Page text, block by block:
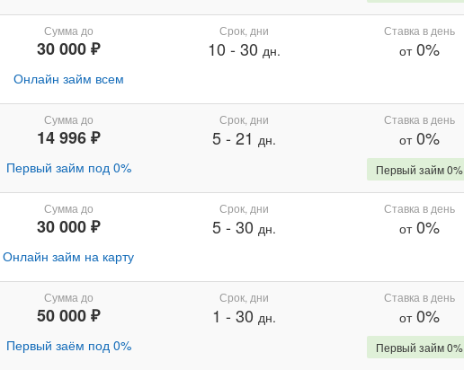
Сумма до
30 000 ₽
Онлайн займ всем
Срок, дни
10 - 30 дн.
Ставка в день
от0%
Сумма до
14 996 ₽
Первый займ под 0%
Срок, дни
5- 21 дн.
Ставка в день
от0%
Первый займ 0%
Сумма до
30 000 ₽
Онлайн займ на карту
Срок, дни
5- 30 дн.
Ставка в день
от0%
Сумма до
50 000 ₽
Первый заём под 0%
Срок, дни
1 - 30 дн.
Ставка в день
от0%
Первый займ 0%